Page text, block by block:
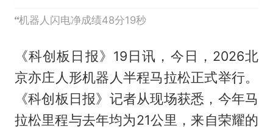
机器人闪电净成绩48分19秒
《科创板日报》19日讯，今日，2026北
京亦庄人形机器人半程马拉松正式举行。
《科创板日报》记者从现场获悉，今年马
拉松里程与去年均为21公里，来自荣耀的